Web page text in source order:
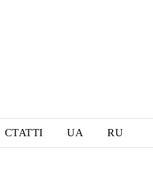
СТАТТІ UA RU